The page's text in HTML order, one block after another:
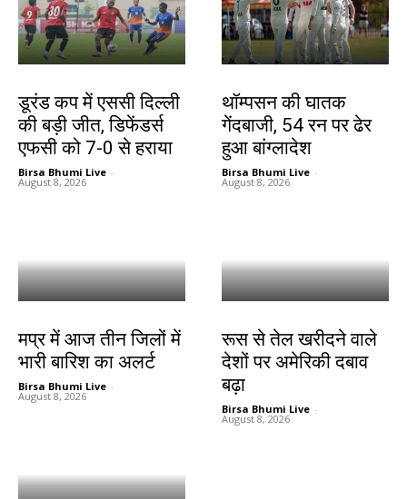
डूरंड कप में एससी दिल्ली
की बड़ी जीत, डिफेंडर्स
एफसी को 7-0 से हराया
Birsa Bhumi Live -
August 8, 2026
थॉम्पसन की घातक
गेंदबाजी, 54 रन पर ढेर
हुआ बांग्लादेश
Birsa Bhumi Live -
August 8, 2026
मप्र में आज तीन जिलों में
भारी बारिश का अलर्ट
Birsa Bhumi Live -
August 8, 2026
रूस से तेल खरीदने वाले
देशों पर अमेरिकी दबाव
बढ़ा
Birsa Bhumi Live -
August 8, 2026